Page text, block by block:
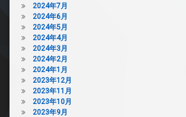
2024年7月
2024年6月
2024年5月
2024年4月
2024年3月
2024年2月
2024年1月
2023年12月
2023年11月
2023年10月
2023年9月